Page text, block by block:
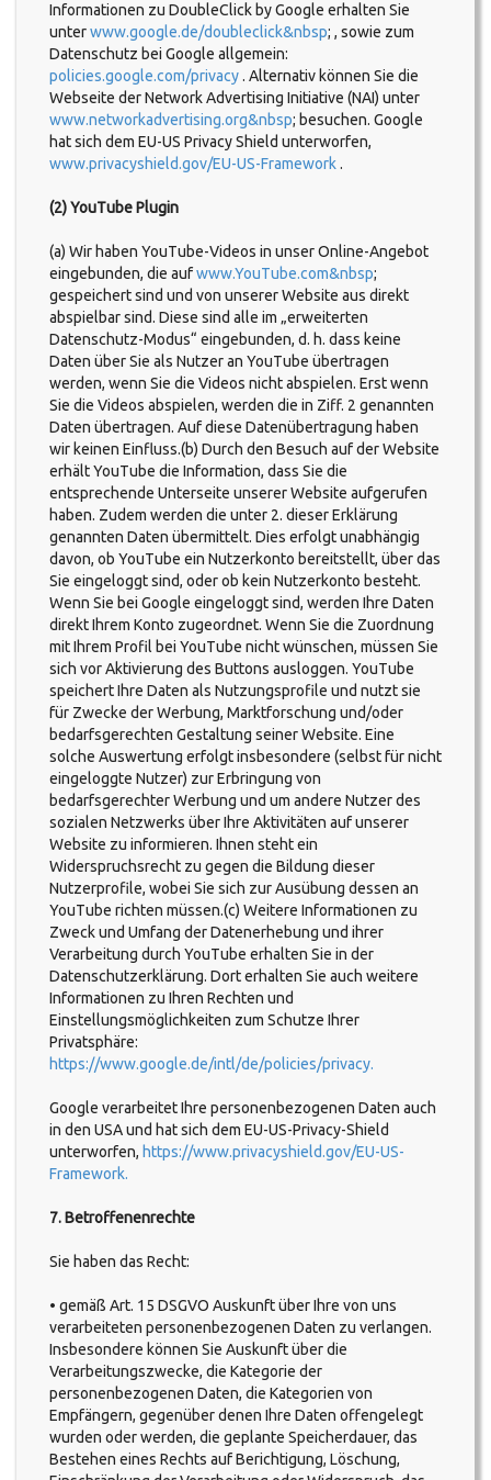
Informationen zu DoubleClick by Google erhalten Sie
unterwww.google.de/doubleclick&nbsp; , sowie zum
Datenschutz bei Google allgemein:
policies.google.com/privacy. Alternativ können Sie die
Webseite der Network Advertising Initiative (NAI) unter
www.networkadvertising.org&nbsp; besuchen. Google
hat sich dem EU-US Privacy Shield unterworfen,
www.privacyshield.gov/EU-US-Framework.
(2) YouTube Plugin
(a) Wir haben YouTube-Videos in unser Online-Angebot
eingebunden, die aufwww.YouTube.com&nbsp;
gespeichert sind und von unserer Website aus direkt
abspielbar sind. Diese sind alle im „erweiterten
Datenschutz-Modus“ eingebunden, d. h. dass keine
Daten über Sie als Nutzer an YouTube übertragen
werden, wenn Sie die Videos nicht abspielen. Erst wenn
Sie die Videos abspielen, werden die in Ziff. 2 genannten
Daten übertragen. Auf diese Datenübertragung haben
wir keinen Einfluss.(b) Durch den Besuch auf der Website
erhält YouTube die Information, dass Sie die
entsprechende Unterseite unserer Website aufgerufen
haben. Zudem werden die unter 2. dieser Erklärung
genannten Daten übermittelt. Dies erfolgt unabhängig
davon, ob YouTube ein Nutzerkonto bereitstellt, über das
Sie eingeloggt sind, oder ob kein Nutzerkonto besteht.
Wenn Sie bei Google eingeloggt sind, werden Ihre Daten
direkt Ihrem Konto zugeordnet. Wenn Sie die Zuordnung
mit Ihrem Profil bei YouTube nicht wünschen, müssen Sie
sich vor Aktivierung des Buttons ausloggen. YouTube
speichert Ihre Daten als Nutzungsprofile und nutzt sie
für Zwecke der Werbung, Marktforschung und/oder
bedarfsgerechten Gestaltung seiner Website. Eine
solche Auswertung erfolgt insbesondere (selbst für nicht
eingeloggte Nutzer) zur Erbringung von
bedarfsgerechter Werbung und um andere Nutzer des
sozialen Netzwerks über Ihre Aktivitäten auf unserer
Website zu informieren. Ihnen steht ein
Widerspruchsrecht zu gegen die Bildung dieser
Nutzerprofile, wobei Sie sich zur Ausübung dessen an
YouTube richten müssen.(c) Weitere Informationen zu
Zweck und Umfang der Datenerhebung und ihrer
Verarbeitung durch YouTube erhalten Sie in der
Datenschutzerklärung. Dort erhalten Sie auch weitere
Informationen zu Ihren Rechten und
Einstellungsmöglichkeiten zum Schutze Ihrer
Privatsphäre:
https://www.google.de/intl/de/policies/privacy.
Google verarbeitet Ihre personenbezogenen Daten auch
in den USA und hat sich dem EU-US-Privacy-Shield
unterworfen, https://www.privacyshield.gov/EU-US-
Framework.
7. Betroffenenrechte
Sie haben das Recht:
• gemäß Art. 15 DSGVO Auskunft über Ihre von uns
verarbeiteten personenbezogenen Daten zu verlangen.
Insbesondere können Sie Auskunft über die
Verarbeitungszwecke, die Kategorie der
personenbezogenen Daten, die Kategorien von
Empfängern, gegenüber denen Ihre Daten offengelegt
wurden oder werden, die geplante Speicherdauer, das
Bestehen eines Rechts auf Berichtigung, Löschung,